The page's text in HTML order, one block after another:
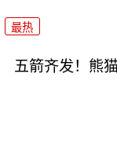
最热
五箭齐发！熊